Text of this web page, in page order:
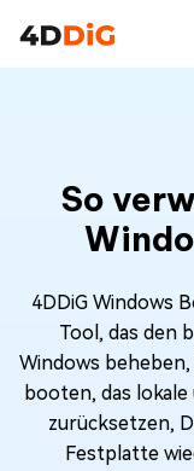
So
4DDiG Windows
Tool, das den
Windows
booten, das
zurücksetzen,
Festplatte